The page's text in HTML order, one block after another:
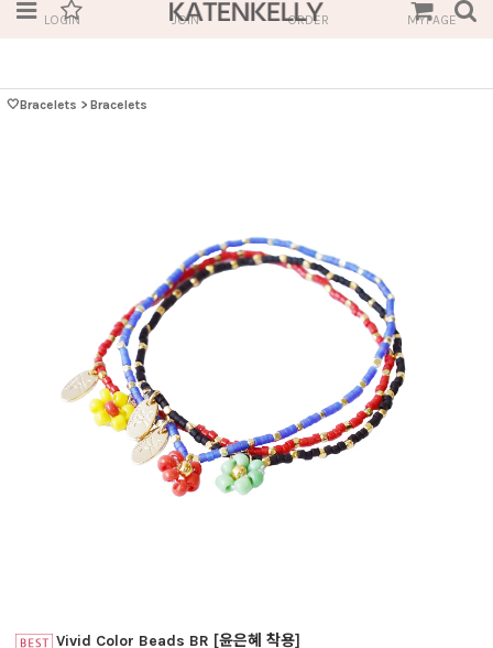
LOGIN JOIN ORDER MYPAGE
🤍Bracelets > Bracelets
Vivid Color Beads BR [윤은혜 착용]